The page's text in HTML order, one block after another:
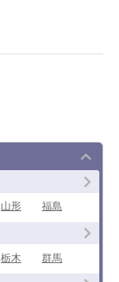
山形 福島
栃木 群馬